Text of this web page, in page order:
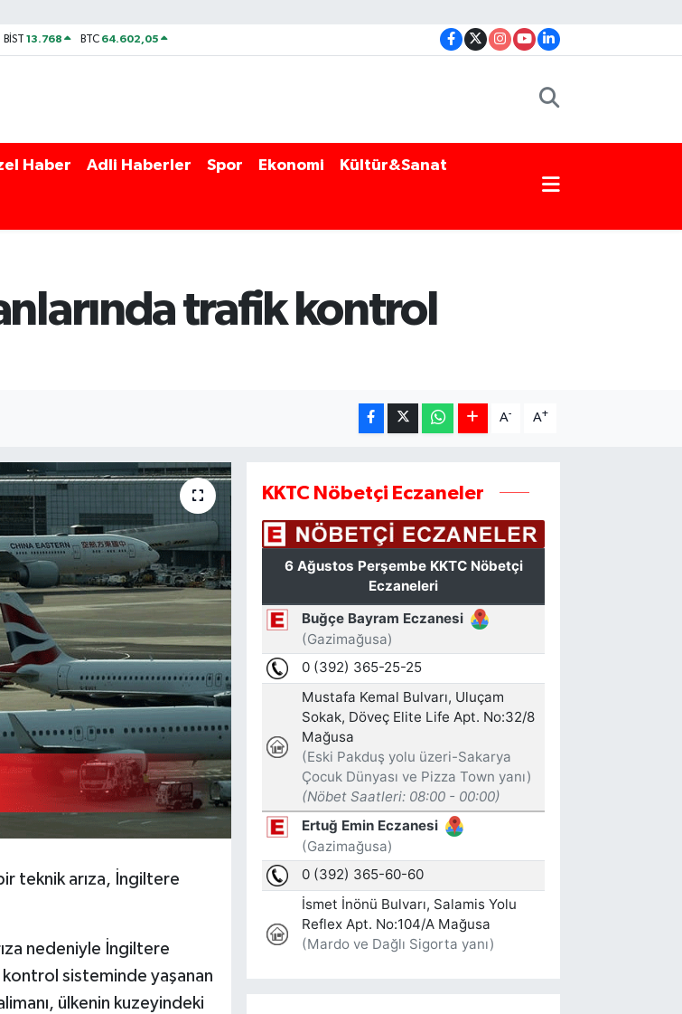
BİST13.768 BTC 64.602,05
Haber Adli Haberler Spor Ekonomi Kültür&Sanat
trafik kontrol
A- A+
teknik arıza, İngiltere
nedeniyle İngiltere
kontrol sisteminde yaşanan
ülkenin kuzeyindeki
KKTC Nöbetçi Eczaneler